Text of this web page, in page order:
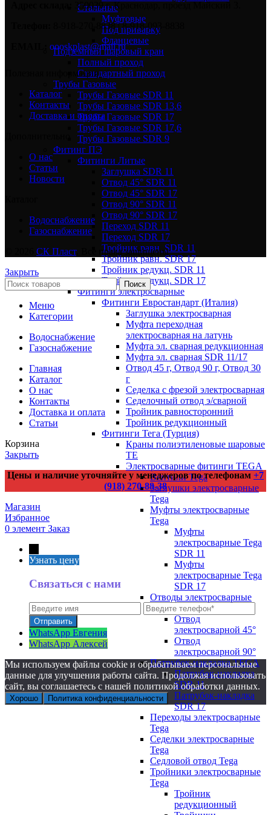
Стальные
Муфтовые
Под приварку
Фланцевые
Подземный шаровый кран
Полный проход
Стандартный проход
Трубы Газовые
Трубы Газовые SDR 11
Трубы Газовые SDR 13,6
Трубы Газовые SDR 17
Трубы Газовые SDR 17,6
Трубы Газовые SDR 9
Фитинг ПЭ
Фитинги Литые
Заглушка SDR 11
Отвод 45° SDR 11
Отвод 45° SDR 17
Отвод 90° SDR 11
Отвод 90° SDR 17
Переход SDR 11
Переход SDR 17
Тройник равн. SDR 11
Тройник равн. SDR 17
Тройник редукц. SDR 11
Тройник редукц. SDR 17
Фитинги электросварные
Фитинги Евростандарт (Италия)
Заглушка электросварная
Муфта переходная
электросварная на латунь
Муфта эл. cварная редукционная
Муфта эл. сварная SDR 11/17
Отвод 45 г, Отвод 90 г, Отвод 30
г
Седелка с фрезой электросварная
Седелочный отвод э/сварной
Тройник равносторонний
Тройник редукционный
Фитинги Тега (Турция)
Краны полиэтиленовые шаровые
TE
Электросварные фитинги TEGA
Вентили Tega
Заглушки электросварные
Tega
Муфты электросварные
Tega
Муфты
электросварные Tega
SDR 11
Муфты
электросварные Tega
SDR 17
Отводы электросварные
Tega
Отвод
электросварной 45°
Отвод
электросварной 90°
Патрубок-накладка TEGA
Патрубок-накладка
SDR 11
Патрубок-накладка
SDR 17
Переходы электросварные
Tega
Седелки электросварные
Tega
Седловой отвод Tega
Тройники электросварные
Tega
Тройник
редукционный
350039 г. Краснодар, проезд Майский 3.
8-918-270-8838 | 8-918-093-8838
oooskplast@mail.ru
Полезная информация
Каталог
Контакты
Доставка и оплата
О нас
Статьи
Новости
Водоснабжение
Газоснабжение
СК Пласт. Все права защищены
Закрыть
Поиск
Меню
Категории
Водоснабжение
Газоснабжение
Главная
Каталог
О нас
Контакты
Доставка и оплата
Статьи
Корзина
Закрыть
Цены и наличие уточняйте у менеджеров по телефонам +7
(918) 270-88-38
Магазин
Избранное
0 элемент Заказ
Узнать цену
Связаться с нами
WhatsApp Евгения
WhatsApp Алексей
Мы используем файлы cookie и обрабатываем персональные
данные для улучшения работы сайта. Продолжая использовать
сайт, вы соглашаетесь с нашей политикой обработки данных.
Хорошо Политика конфиденциальности